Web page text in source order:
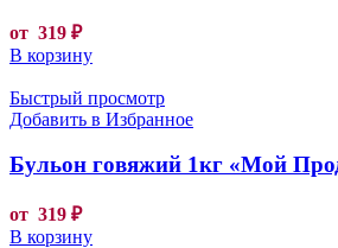
от 319 ₽
В корзину
Быстрый просмотр
Добавить в Избранное
Бульон говяжий 1кг «Мой
от 319 ₽
В корзину